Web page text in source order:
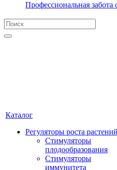
Профессиональная забота
Каталог
Регуляторы роста растений
Стимуляторы
плодообразования
Стимуляторы
иммунитета